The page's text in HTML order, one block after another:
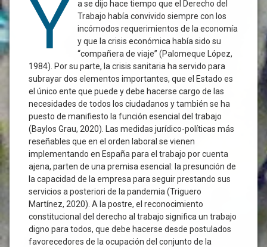
Y
a se dijo hace tiempo que el Derecho del
Trabajo había convivido siempre con los
incómodos requerimientos de la economía
y que la crisis económica había sido su
“compañera de viaje” (Palomeque López,
1984). Por su parte, la crisis sanitaria ha servido para
subrayar dos elementos importantes, que el Estado es
el único ente que puede y debe hacerse cargo de las
necesidades de todos los ciudadanos y también se ha
puesto de manifiesto la función esencial del trabajo
(Baylos Grau, 2020). Las medidas jurídico-políticas más
reseñables que en el orden laboral se vienen
implementando en España para el trabajo por cuenta
ajena, parten de una premisa esencial: la presunción de
la capacidad de la empresa para seguir prestando sus
servicios a posteriori de la pandemia (Triguero
Martínez, 2020). A la postre, el reconocimiento
constitucional del derecho al trabajo significa un trabajo
digno para todos, que debe hacerse desde postulados
favorecedores de la ocupación del conjunto de la